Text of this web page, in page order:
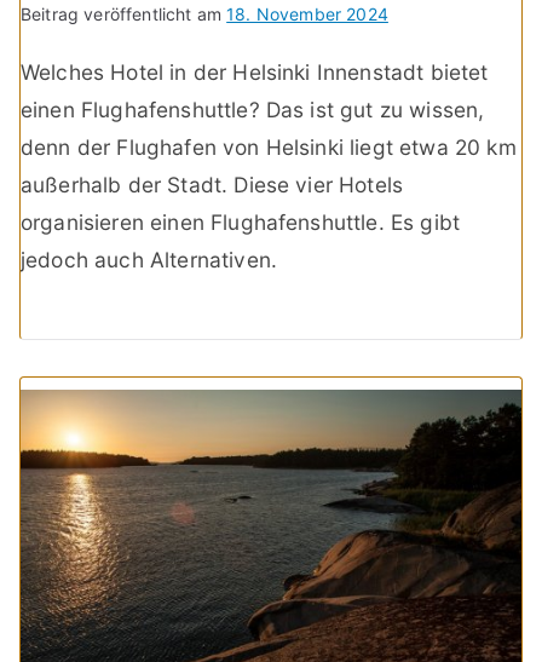
Beitrag veröffentlicht am18. November 2024
Welches Hotel in der Helsinki Innenstadt bietet
einen Flughafenshuttle? Das ist gut zu wissen,
denn der Flughafen von Helsinki liegt etwa 20 km
außerhalb der Stadt. Diese vier Hotels
organisieren einen Flughafenshuttle. Es gibt
jedoch auch Alternativen.